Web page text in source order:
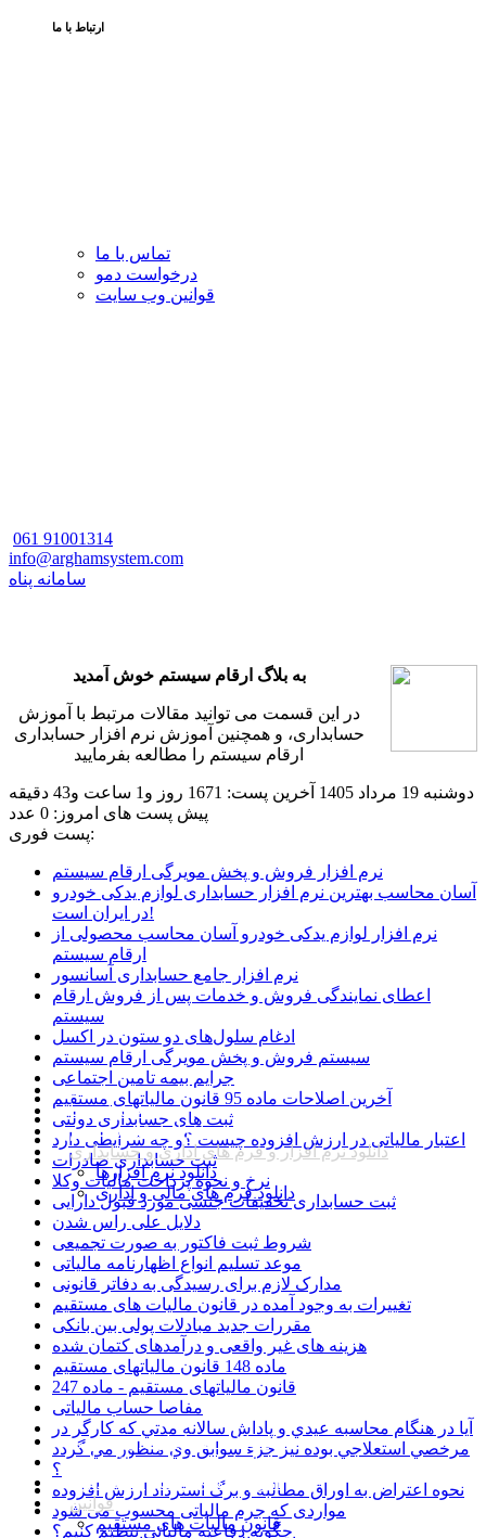
ارتباط با ما
تماس با ما
درخواست دمو
قوانین وب سایت
061 91001314
info@arghamsystem.com
سامانه پناه
به بلاگ ارقام سیستم خوش آمدید
در این قسمت می توانید مقالات مرتبط با آموزش
حسابداری، و همچنین آموزش نرم افزار حسابداری
ارقام سیستم را مطالعه بفرمایید
دوشنبه 19 مرداد 1405
آخرین پست: 1671 روز و1 ساعت و43 دقیقه
پیش پست های امروز: 0 عدد
همه
بخشنامه ها
نرم افزار ارقام سیستم
دانلود نرم افزار و فرم های اداری و حسابداری
دانلود نرم افزارها
دانلود فرم های مالی و اداری
مقالات حسابداری و مدیریتی
اخبار حسابداری و اقتصادی
آموزش های رایگان حسابداری
قوانین
قانون مالیات های مستقیم
پست فوری:
نرم افزار فروش و پخش مویرگی ارقام سیستم
آسان محاسب بهترین نرم افزار حسابداری لوازم یدکی خودرو
در ایران است!
نرم افزار لوازم یدکی خودرو آسان محاسب محصولی از
ارقام سیستم
نرم افزار جامع حسابداری آسانسور
اعطای نمایندگی فروش و خدمات پس از فروش ارقام
سیستم
ادغام سلول‌های دو ستون در اکسل
سیستم فروش و پخش مویرگی ارقام سیستم
جرایم بیمه تامین اجتماعی
آخرین اصلاحات ماده 95 قانون مالیاتهای مستقیم
ثبت های حسابداری دولتی
اعتبار مالیاتی در ارزش افزوده چیست ؟و چه شرایطی دارد
ثبت حسابداری صادرات
نرخ و نحوه پرداخت مالیات وکلا
ثبت حسابداری تخفیفات جنسی مورد قبول دارایی
دلایل علی راس شدن
شروط ثبت فاکتور به صورت تجمیعی
موعد تسلیم انواع اظهارنامه مالیاتی
مدارک لازم برای رسیدگی به دفاتر قانونی
تغییرات به وجود آمده در قانون مالیات های مستقیم
مقررات جدید مبادلات پولی بین بانکی
هزینه های غیر واقعی و درآمدهای کتمان شده
ماده 148 قانون مالیاتهای مستقیم
قانون مالیاتهای مستقیم - ماده 247
مفاصا حساب مالیاتی
آيا در هنگام محاسبه عيدي و پاداش سالانه مدتي كه كارگر در
مرخصي استعلاجي بوده نيز جزء سوابق وي منظور مي گردد
؟
نحوه اعتراض به اوراق مطالبه و برگ استرداد ارزش افزوده
مواردی که جرم مالیاتی محسوب می شود
چگونه دفاعیه مالیاتی تنظیم کنیم؟